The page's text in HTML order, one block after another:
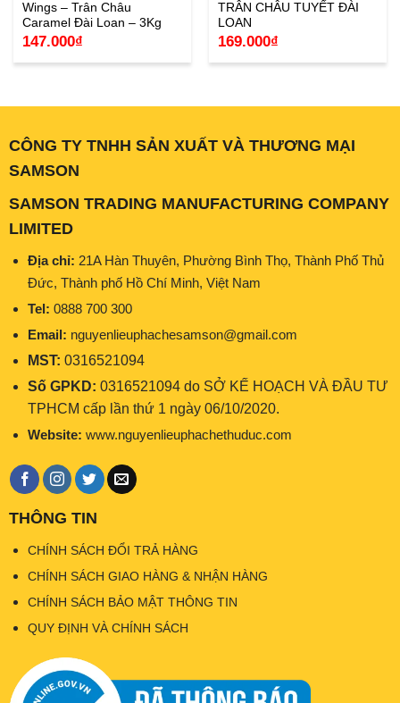
Wings – Trân Châu
Caramel Đài Loan – 3Kg
147.000₫
TRÂN CHÂU TUYẾT ĐÀI
LOAN
169.000₫
CÔNG TY TNHH SẢN XUẤT VÀ THƯƠNG MẠI
SAMSON
SAMSON TRADING MANUFACTURING COMPANY
LIMITED
Địa chỉ: 21A Hàn Thuyên, Phường Bình Thọ, Thành Phố Thủ
Đức, Thành phố Hồ Chí Minh, Việt Nam
Tel: 0888 700 300
Email: nguyenlieuphachesamson@gmail.com
MST: 0316521094
Số GPKD: 0316521094 do SỞ KẾ HOẠCH VÀ ĐẦU TƯ
TPHCM cấp lần thứ 1 ngày 06/10/2020.
Website: www.nguyenlieuphachethuduc.com
THÔNG TIN
CHÍNH SÁCH ĐỔI TRẢ HÀNG
CHÍNH SÁCH GIAO HÀNG & NHẬN HÀNG
CHÍNH SÁCH BẢO MẬT THÔNG TIN
QUY ĐỊNH VÀ CHÍNH SÁCH